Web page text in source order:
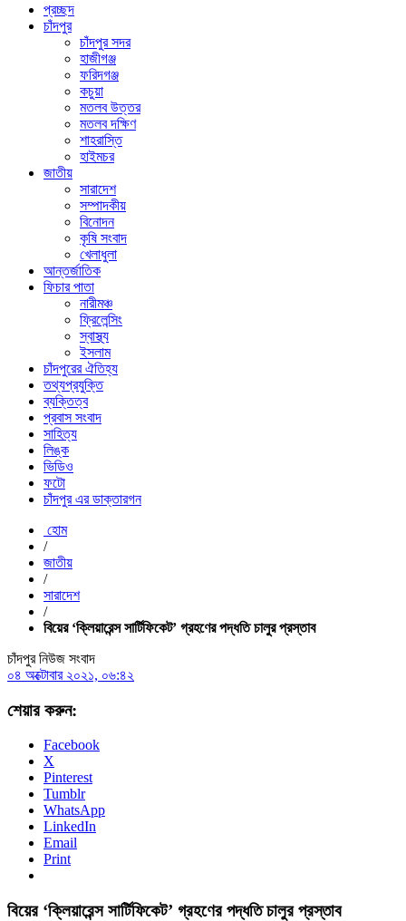
প্রচ্ছদ
চাঁদপুর
চাঁদপুর সদর
হাজীগঞ্জ
ফরিদগঞ্জ
কচুয়া
মতলব উত্তর
মতলব দক্ষিণ
শাহরাস্তি
হাইমচর
জাতীয়
সারাদেশ
সম্পাদকীয়
বিনোদন
কৃষি সংবাদ
খেলাধুলা
আন্তর্জাতিক
ফিচার পাতা
নারীমঞ্চ
ফ্রিলেন্সিং
স্বাস্থ্য
ইসলাম
চাঁদপুরের ঐতিহ্য
তথ্যপ্রযুক্তি
ব্যক্তিত্ব
প্রবাস সংবাদ
সাহিত্য
লিঙ্ক
ভিডিও
ফটো
চাঁদপুর এর ডাক্তারগন
হোম
/
জাতীয়
/
সারাদেশ
/
বিয়ের ‘ক্লিয়ারেন্স সার্টিফিকেট’ গ্রহণের পদ্ধতি চালুর প্রস্তাব
চাঁদপুর নিউজ সংবাদ
০৪ অক্টোবার ২০২১, ০৬:৪২
শেয়ার করুন:
Facebook
X
Pinterest
Tumblr
WhatsApp
LinkedIn
Email
Print
বিয়ের ‘ক্লিয়ারেন্স সার্টিফিকেট’ গ্রহণের পদ্ধতি চালুর প্রস্তাব